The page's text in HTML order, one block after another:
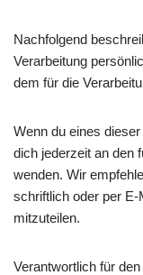
Nachfolgend
Verarbeitung
dem für die
Wenn du eines
dich jederzeit an den
wenden. Wir
schriftlich oder per
mitzuteilen.
Verantwortlich für